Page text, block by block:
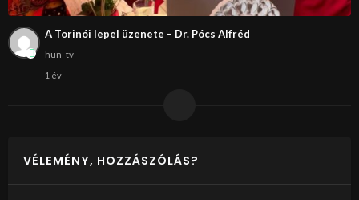
A Torinói lepel üzenete – Dr. Pócs Alfréd
hun_tv
1 év
VÉLEMÉNY, HOZZÁSZÓLÁS?